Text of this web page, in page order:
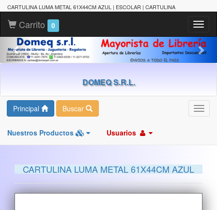
CARTULINA LUMA METAL 61X44CM AZUL | ESCOLAR | CARTULINA
Carrito 0
DOMEQ S.R.L.
Principal Buscar
Nuestros Productos Usuarios
CARTULINA LUMA METAL 61X44CM AZUL